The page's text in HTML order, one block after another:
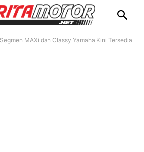
Segmen MAXi dan Classy Yamaha Kini Tersedia